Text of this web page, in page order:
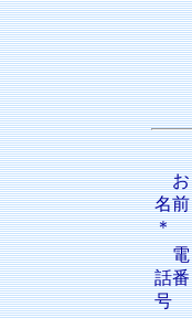
お
名前
＊
電
話番
号